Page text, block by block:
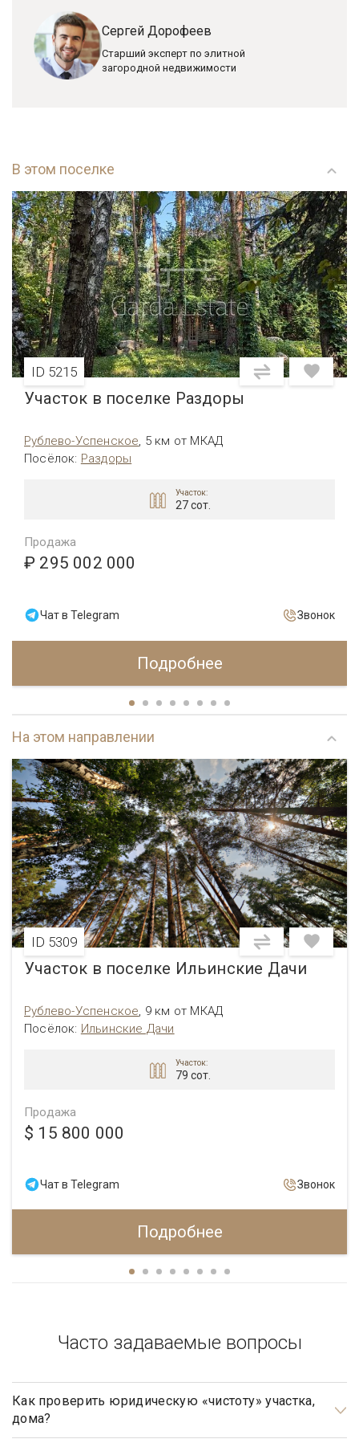
Сергей Дорофеев
Старший эксперт по элитной
загородной недвижимости
В этом поселке
ID 5215
Участок в поселке Раздоры
Рублево-Успенское, 5 км от МКАД
Посёлок: Раздоры
Участок:
27 сот.
Продажа
₽ 295 002 000
Чат в Telegram Звонок
Подробнее
На этом направлении
ID 5309
Участок в поселке Ильинские Дачи
Рублево-Успенское, 9 км от МКАД
Посёлок: Ильинские Дачи
Участок:
79 сот.
Продажа
$ 15 800 000
Чат в Telegram Звонок
Подробнее
Часто задаваемые вопросы
Как проверить юридическую «чистоту» участка,
дома?
Проверка юридической «чистоты» важнейшая задача при